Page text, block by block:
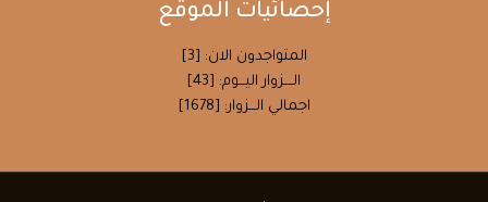
إحصائيات الموقع
المتواجدون الان: [3]
الــــزوار اليـــوم: [43]
اجمالي الـــزوار: [1678]